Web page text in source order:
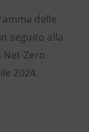
delle
seguito alla
Net-Zero
2024.